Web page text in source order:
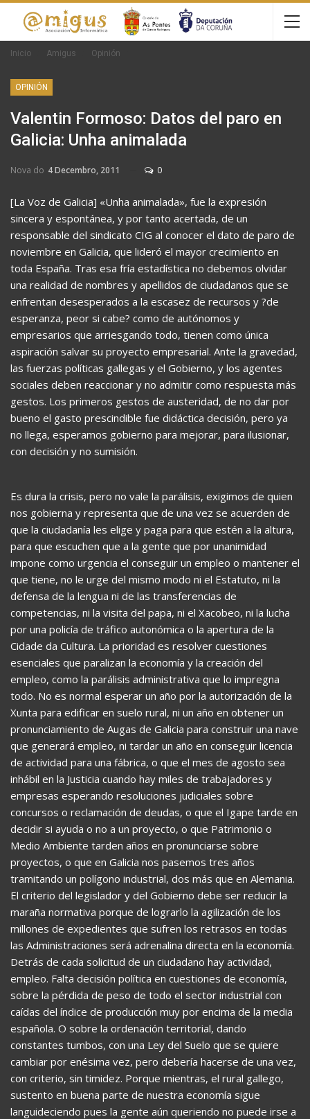
Inicio Amigus Opinión
OPINIÓN
Valentin Formoso: Datos del paro en
Galicia: Unha animalada
Nova do 4 Decembro, 2011 0
[La Voz de Galicia] «Unha animalada», fue la expresión
sincera y espontánea, y por tanto acertada, de un
responsable del sindicato CIG al conocer el dato de paro de
noviembre en Galicia, que lideró el mayor crecimiento en
toda España. Tras esa fría estadística no debemos olvidar
una realidad de nombres y apellidos de ciudadanos que se
enfrentan desesperados a la escasez de recursos y ?de
esperanza, peor si cabe? como de autónomos y
empresarios que arriesgando todo, tienen como única
aspiración salvar su proyecto empresarial. Ante la gravedad,
las fuerzas políticas gallegas y el Gobierno, y los agentes
sociales deben reaccionar y no admitir como respuesta más
gestos. Los primeros gestos de austeridad, de no dar por
bueno el gasto prescindible fue didáctica decisión, pero ya
no llega, esperamos gobierno para mejorar, para ilusionar,
con decisión y no sumisión.
Es dura la crisis, pero no vale la parálisis, exigimos de quien
nos gobierna y representa que de una vez se acuerden de
que la ciudadanía les elige y paga para que estén a la altura,
para que escuchen que a la gente que por unanimidad
impone como urgencia el conseguir un empleo o mantener el
que tiene, no le urge del mismo modo ni el Estatuto, ni la
defensa de la lengua ni de las transferencias de
competencias, ni la visita del papa, ni el Xacobeo, ni la lucha
por una policía de tráfico autonómica o la apertura de la
Cidade da Cultura. La prioridad es resolver cuestiones
esenciales que paralizan la economía y la creación del
empleo, como la parálisis administrativa que lo impregna
todo. No es normal esperar un año por la autorización de la
Xunta para edificar en suelo rural, ni un año en obtener un
pronunciamiento de Augas de Galicia para construir una nave
que generará empleo, ni tardar un año en conseguir licencia
de actividad para una fábrica, o que el mes de agosto sea
inhábil en la Justicia cuando hay miles de trabajadores y
empresas esperando resoluciones judiciales sobre
concursos o reclamación de deudas, o que el Igape tarde en
decidir si ayuda o no a un proyecto, o que Patrimonio o
Medio Ambiente tarden años en pronunciarse sobre
proyectos, o que en Galicia nos pasemos tres años
tramitando un polígono industrial, dos más que en Alemania.
El criterio del legislador y del Gobierno debe ser reducir la
maraña normativa porque de lograrlo la agilización de los
millones de expedientes que sufren los retrasos en todas
las Administraciones será adrenalina directa en la economía.
Detrás de cada solicitud de un ciudadano hay actividad,
empleo. Falta decisión política en cuestiones de economía,
sobre la pérdida de peso de todo el sector industrial con
caídas del índice de producción muy por encima de la media
española. O sobre la ordenación territorial, dando
constantes tumbos, con una Ley del Suelo que se quiere
cambiar por enésima vez, pero debería hacerse de una vez,
con criterio, sin timidez. Porque mientras, el rural gallego,
sustento en buena parte de nuestra economía sigue
languideciendo pues la gente aún queriendo no puede irse a